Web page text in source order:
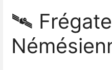
🛰️ Frégate